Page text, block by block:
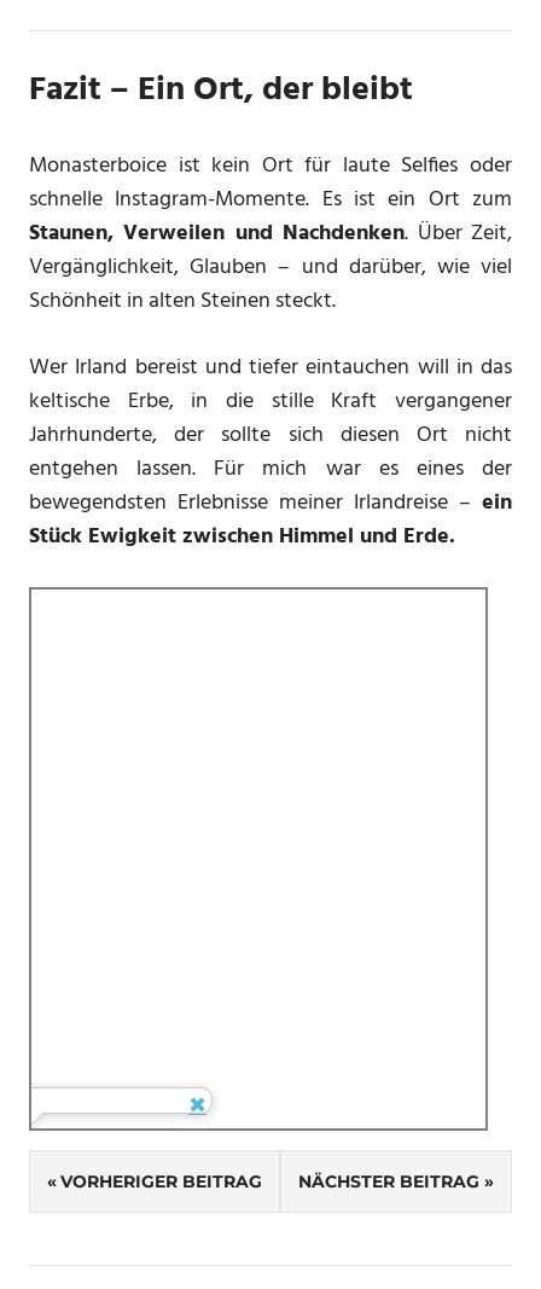
Fazit – Ein Ort, der bleibt
Monasterboice ist kein Ort für laute Selfies oder
schnelle Instagram-Momente. Es ist ein Ort zum
Staunen, Verweilen und Nachdenken. Über Zeit,
Vergänglichkeit, Glauben – und darüber, wie viel
Schönheit in alten Steinen steckt.
Wer Irland bereist und tiefer eintauchen will in das
keltische Erbe, in die stille Kraft vergangener
Jahrhunderte, der sollte sich diesen Ort nicht
entgehen lassen. Für mich war es eines der
bewegendsten Erlebnisse meiner Irlandreise – ein
Stück Ewigkeit zwischen Himmel und Erde.
SCHLAGWÖRTER
ERHOHLUNG
GESCHICHTE
Beitragsnavigation
VORHERIGER BEITRAG NÄCHSTER BEITRAG